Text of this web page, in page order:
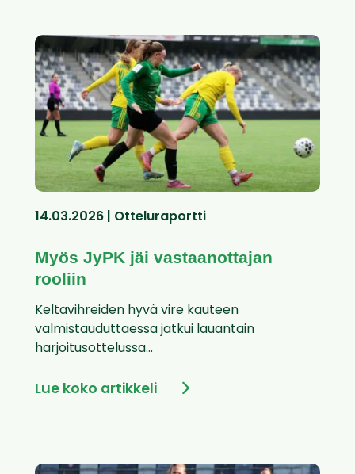
14.03.2026 | Otteluraportti
Myös JyPK jäi vastaanottajan
rooliin
Keltavihreiden hyvä vire kauteen
valmistauduttaessa jatkui lauantain
harjoitusottelussa...
Lue koko artikkeli